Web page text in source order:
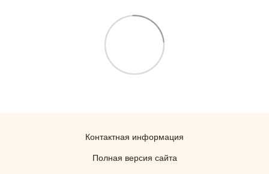
Контактная информация
Полная версия сайта